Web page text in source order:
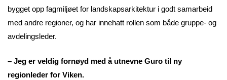
bygget opp fagmiljøet for landskapsarkitektur i godt samarbeid
med andre regioner, og har innehatt rollen som både gruppe- og
avdelingsleder.
– Jeg er veldig fornøyd med å utnevne Guro til ny
regionleder for Viken.